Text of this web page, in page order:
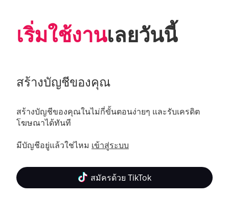
เริ่มใช้งานเลยวันนี้
สร้างบัญชีของคุณ
สร้างบัญชีของคุณในไม่กี่ขั้นตอนง่ายๆ และรับเครดิต
โฆษณาได้ทันที
มีบัญชีอยู่แล้วใช่ไหม เข้าสู่ระบบ
สมัครด้วย TikTok